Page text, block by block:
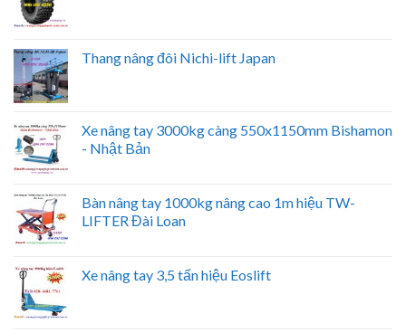
Thang nâng đôi Nichi-lift Japan
Xe nâng tay 3000kg càng 550x1150mm Bishamon
- Nhật Bản
Bàn nâng tay 1000kg nâng cao 1m hiệu TW-
LIFTER Đài Loan
Xe nâng tay 3,5 tấn hiệu Eoslift